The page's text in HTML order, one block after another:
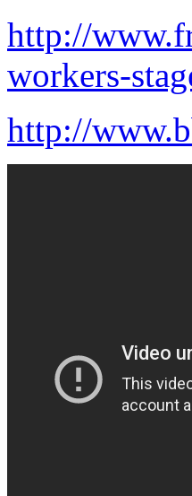
http://
workers-
http://